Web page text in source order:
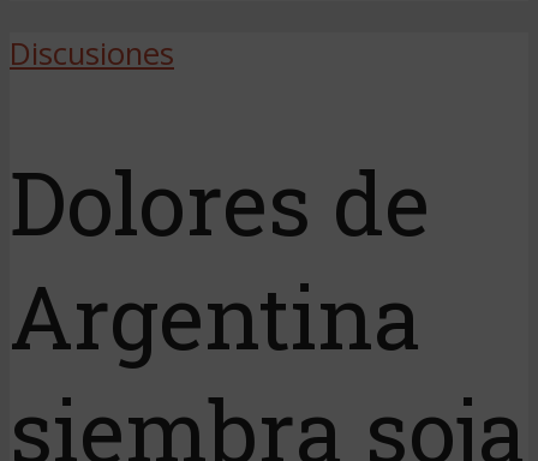
Discusiones
Dolores de
Argentina
siembra soja